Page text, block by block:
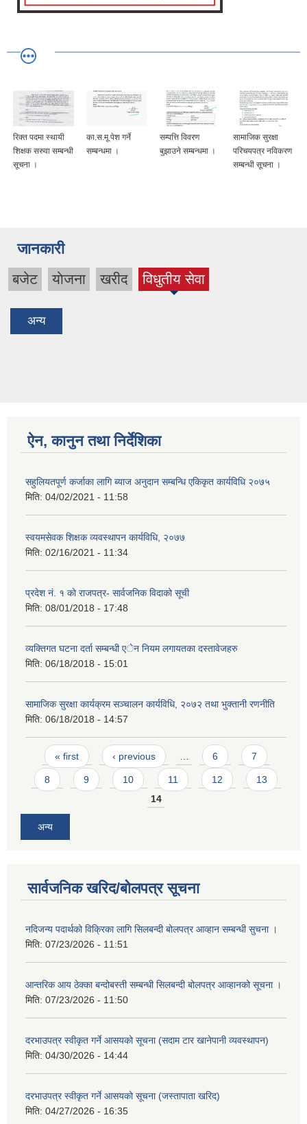
रिक्त पदमा स्थायी
शिक्षक सरुवा सम्बन्धी
सूचना ।
का.स.मू पेश गर्ने
सम्बन्धमा ।
सम्पत्ति विवरण
बुझाउने सम्बन्धमा ।
सामाजिक सुरक्षा
परिचयपत्र नविकरण
सम्बन्धी सूचना ।
जानकारी
बजेट याेजना खरीद विधुतीय सेवा
(active
अन्य
ऐन, कानुन तथा निर्देशिका
सहुलियतपूर्ण कर्जाका लागि ब्याज अनुदान सम्बन्धि एकिकृत कार्यविधि २०७५
मिति: 04/02/2021 - 11:58
स्वयमसेवक शिक्षक व्यवस्थापन कार्यविधि, २०७७
मिति: 02/16/2021 - 11:34
प्रदेश नं. १ काे राजपत्र- सार्वजनिक विदाको सूची
मिति: 08/01/2018 - 17:48
व्यक्तिगत घटना दर्ता सम्बन्धी एेन नियम लगायतका दस्तावेजहरु
मिति: 06/18/2018 - 15:01
सामाजिक सुरक्षा कार्यक्रम सञ्चालन कार्यविधि, २०७२ तथा भुक्तानी रणनीति
मिति: 06/18/2018 - 14:57
Pages
« first ‹ previous 6 7
8 9 10 11 12
13
14
अन्य
सार्वजनिक खरिद/बोलपत्र सूचना
नदिजन्य पदार्थको विक्रिका लागि सिलबन्दी बोलपत्र आव्हान सम्बन्धी सुचना ।
मिति: 07/23/2026 - 11:51
आन्तरिक आय ठेक्का बन्दोबस्ती सम्बन्धी सिलबन्दी बोलपत्र आव्हानको सूचना ।
मिति: 07/23/2026 - 11:50
दरभाउपत्र स्वीकृत गर्ने आसयको सूचना (सदाम टार खानेपानी व्यवस्थापन)
मिति: 04/30/2026 - 14:44
दरभाउपत्र स्वीकृत गर्ने आसयको सूचना (जस्तापाता खरिद)
मिति: 04/27/2026 - 16:35